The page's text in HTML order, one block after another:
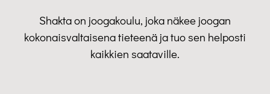
Shakta on joogakoulu, joka näkee joogan
kokonaisvaltaisena tieteenä ja tuo sen helposti
kaikkien saataville.